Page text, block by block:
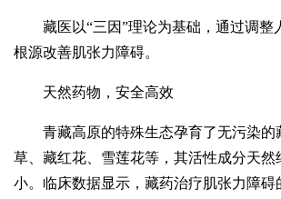
藏医以“三因”理论为基础，通过调整
根源改善肌张力障碍。
天然药物，安全高效
青藏高原的特殊生态孕育了无污染的
草、藏红花、雪莲花等，其活性成分天然
小。临床数据显示，藏药治疗肌张力障碍